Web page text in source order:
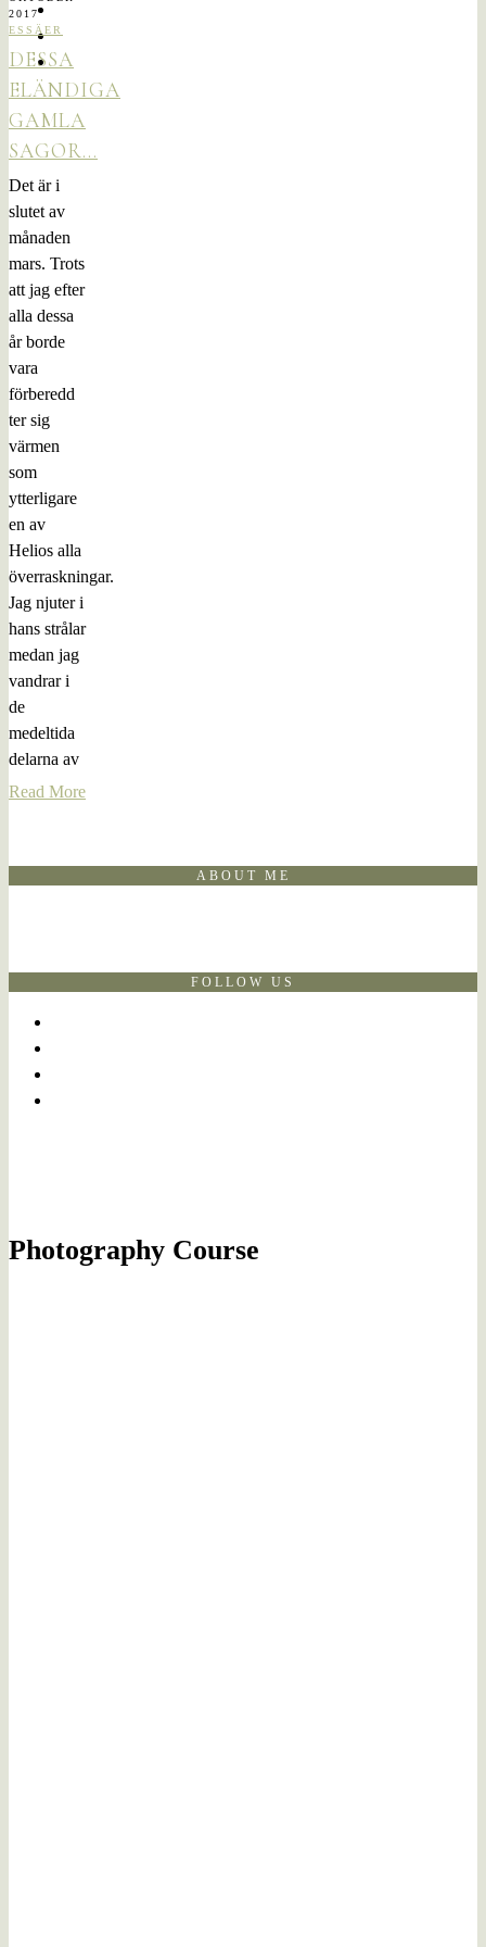
2017
ESSÄER
DESSA
ELÄNDIGA
GAMLA
SAGOR…
Det är i
slutet av
månaden
mars. Trots
att jag efter
alla dessa
år borde
vara
förberedd
ter sig
värmen
som
ytterligare
en av
Helios alla
överraskningar.
Jag njuter i
hans strålar
medan jag
vandrar i
de
medeltida
delarna av
Read More
ABOUT ME
FOLLOW US
Photography Course